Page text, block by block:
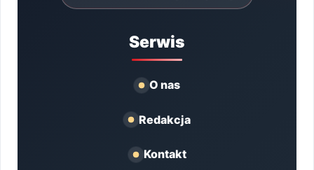
Serwis
O nas
Redakcja
Kontakt